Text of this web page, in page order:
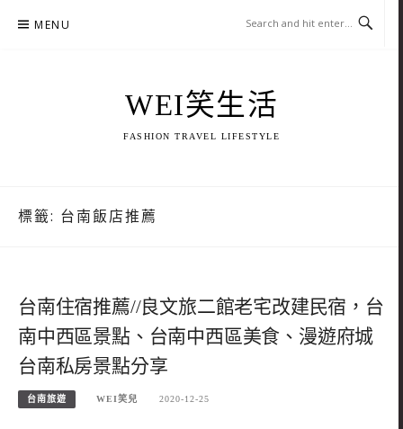
MENU
WEI笑生活
FASHION TRAVEL LIFESTYLE
標籤: 台南飯店推薦
台南住宿推薦//良文旅二館老宅改建民宿，台
南中西區景點、台南中西區美食、漫遊府城
台南私房景點分享
台南旅遊 WEI笑兒 2020-12-25